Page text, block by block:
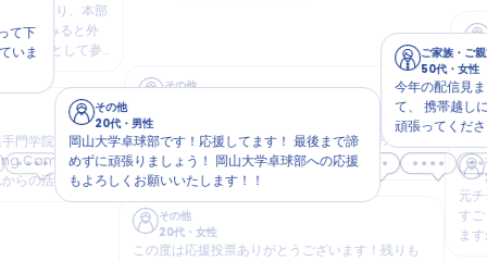
なり、本部
をみると外
務として参
その他
九州工業大学「技術実証ハイブリッドロケット開
発プロジェクト」です！ ご活動応援しておりま
す！がんばりましょう！
その
60
金曜日
を楽し
を散歩
その他
20代・男性
岡山大学卓球部です！応援してます！ 最後まで諦
めずに頑張りましょう！ 岡山大学卓球部への応援
もよろしくお願いいたします！！
ご家族・ご親族
50代・女性
今年の配信見ました
て、 携帯越しに見
頑張ってください！
大学漕
動にて
その他
20代・女性
この度は応援投票ありがとうございます！残りも
在学生
20代
元チー
すごく
ますが